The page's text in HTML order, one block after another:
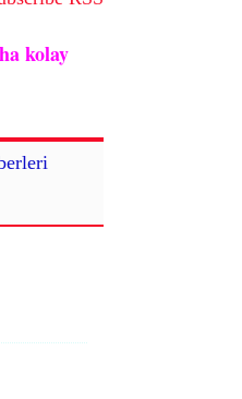
kolay